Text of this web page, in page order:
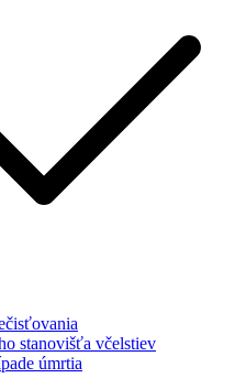
stanovišťa včelstiev
úmrtia